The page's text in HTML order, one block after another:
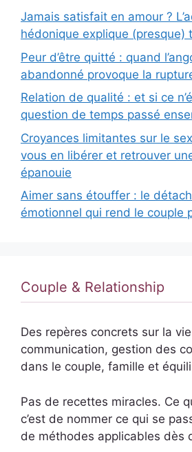
Jamais satisfait en amour ?
hédonique explique (presque)
Peur d’être quitté : quand
abandonné provoque la
Relation de qualité : et si ce
question de temps passé
Croyances limitantes sur le
vous en libérer et retrouver
épanouie
Aimer sans étouffer : le
émotionnel qui rend le couple
Couple & Relationship
Des repères concrets sur la
communication, gestion des
dans le couple, famille et
Pas de recettes miracles. Ce
c’est de nommer ce qui se
de méthodes applicables dès